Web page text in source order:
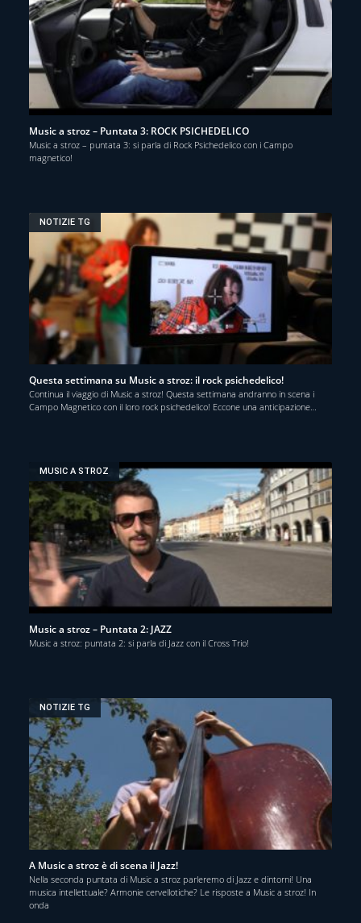
Music a stroz – Puntata 3: ROCK PSICHEDELICO
Music a stroz – puntata 3: si parla di Rock Psichedelico con i Campo
magnetico!
NOTIZIE TG
Questa settimana su Music a stroz: il rock psichedelico!
Continua il viaggio di Music a stroz! Questa settimana andranno in scena i
Campo Magnetico con il loro rock psichedelico! Eccone una anticipazione…
MUSIC A STROZ
Music a stroz – Puntata 2: JAZZ
Music a stroz: puntata 2: si parla di Jazz con il Cross Trio!
NOTIZIE TG
A Music a stroz è di scena il Jazz!
Nella seconda puntata di Music a stroz parleremo di Jazz e dintorni! Una
musica intellettuale? Armonie cervellotiche? Le risposte a Music a stroz! In
onda